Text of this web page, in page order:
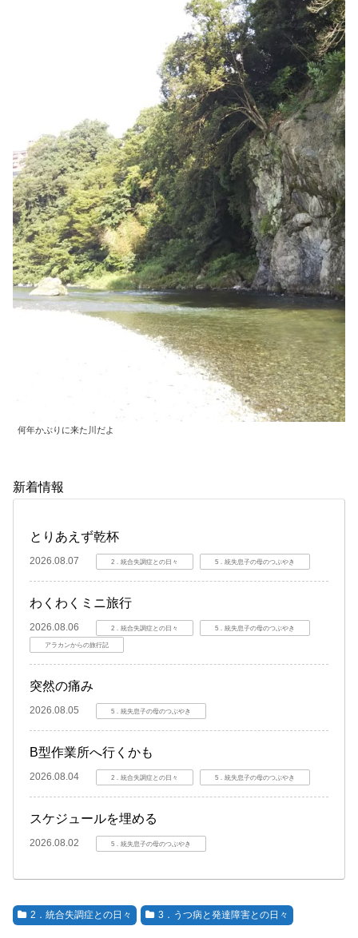
何年かぶりに来た川だよ
新着情報
とりあえず乾杯
2026.08.07 2．統合失調症との日々 5．統失息子の母のつぶやき
わくわくミニ旅行
2026.08.06 2．統合失調症との日々 5．統失息子の母のつぶやき
アラカンからの旅行記
突然の痛み
2026.08.05 5．統失息子の母のつぶやき
B型作業所へ行くかも
2026.08.04 2．統合失調症との日々 5．統失息子の母のつぶやき
スケジュールを埋める
2026.08.02 5．統失息子の母のつぶやき
2．統合失調症との日々 3．うつ病と発達障害との日々